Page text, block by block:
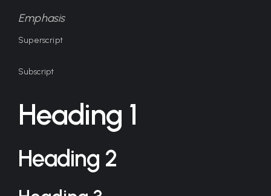
Emphasis
Superscript
Subscript
Heading 1
Heading 2